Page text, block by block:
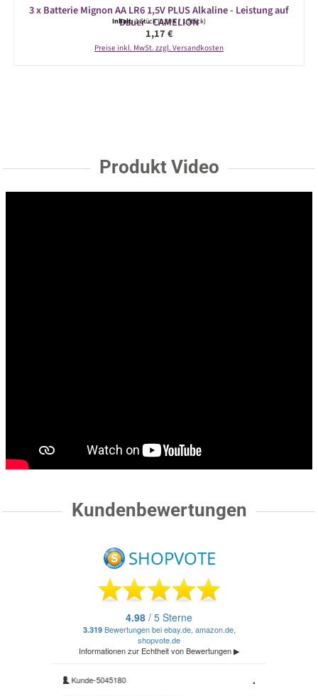
3 x Batterie Mignon AA LR6 1,5V PLUS Alkaline - Leistung auf
Dauer - CAMELION
Inhalt:3 Stück(0,39 € / 1 Stück)
Regulärer Preis:
1,17 €
Preise inkl. MwSt. zzgl. Versandkosten
Produkt Video
Kundenbewertungen